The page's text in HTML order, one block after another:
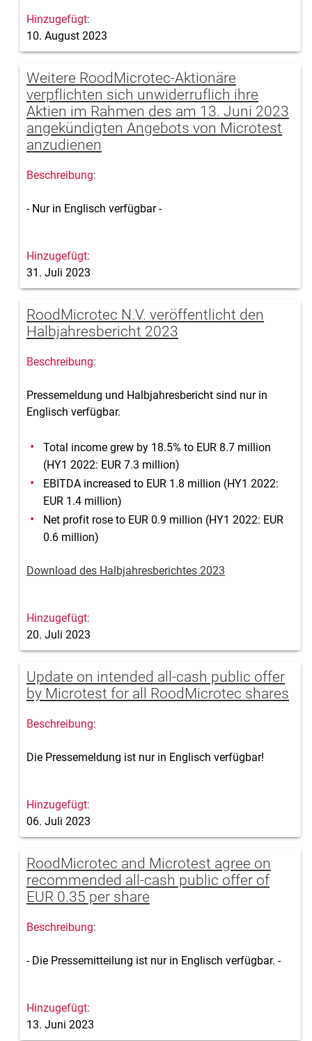
10. August 2023
Weitere RoodMicrotec-Aktionäre
verpflichten sich unwiderruflich ihre
Aktien im Rahmen des am 13. Juni 2023
angekündigten Angebots von Microtest
anzudienen
- Nur in Englisch verfügbar -
31. Juli 2023
RoodMicrotec N.V. veröffentlicht den
Halbjahresbericht 2023
Pressemeldung und Halbjahresbericht sind nur in
Englisch verfügbar.
Total income grew by 18.5% to EUR 8.7 million
(HY1 2022: EUR 7.3 million)
EBITDA increased to EUR 1.8 million (HY1 2022:
EUR 1.4 million)
Net profit rose to EUR 0.9 million (HY1 2022: EUR
0.6 million)
Download des Halbjahresberichtes 2023
20. Juli 2023
Update on intended all-cash public offer
by Microtest for all RoodMicrotec shares
Die Pressemeldung ist nur in Englisch verfügbar!
06. Juli 2023
RoodMicrotec and Microtest agree on
recommended all-cash public offer of
EUR 0.35 per share
- Die Pressemitteilung ist nur in Englisch verfügbar. -
13. Juni 2023